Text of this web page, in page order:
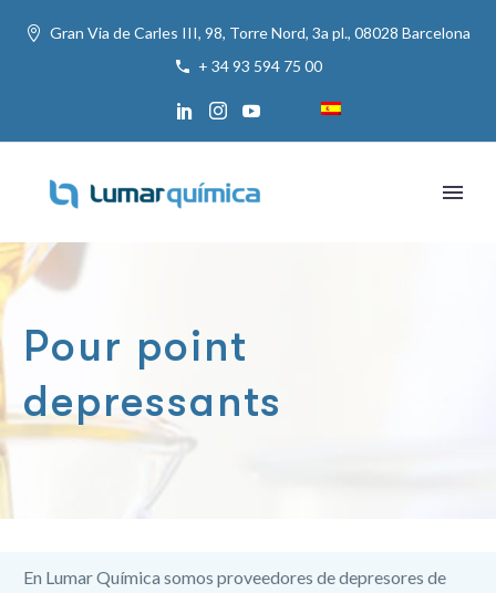
Gran Via de Carles III, 98, Torre Nord, 3a pl., 08028 Barcelona
+ 34 93 594 75 00
Pour point
depressants
En Lumar Química somos proveedores de depresores de